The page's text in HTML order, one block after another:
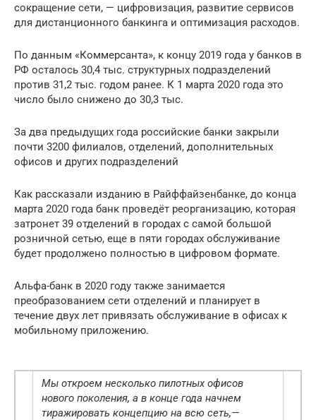
сокращение сети, — цифровизация, развитие сервисов
для дистанционного банкинга и оптимизация расходов.
По данным «Коммерсанта», к концу 2019 года у банков в
РФ осталось 30,4 тыс. структурных подразделений
против 31,2 тыс. годом ранее. К 1 марта 2020 года это
число было снижено до 30,3 тыс.
За два предыдущих года российские банки закрыли
почти 3200 филиалов, отделений, дополнительных
офисов и других подразделений
Как рассказали изданию в Райффайзенбанке, до конца
марта 2020 года банк проведёт реорганизацию, которая
затронет 39 отделений в городах с самой большой
розничной сетью, еще в пяти городах обслуживание
будет продолжено полностью в цифровом формате.
Альфа-банк в 2020 году также занимается
преобразованием сети отделений и планирует в
течение двух лет привязать обслуживание в офисах к
мобильному приложению.
Мы откроем несколько пилотных офисов
нового поколения, а в конце года начнем
тиражировать концепцию на всю сеть,—